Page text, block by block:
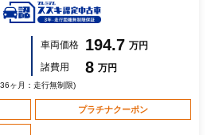
車両価格 194.7 万円
諸費用
8 万円
ヶ月：走行無制限)
プラチナクーポン